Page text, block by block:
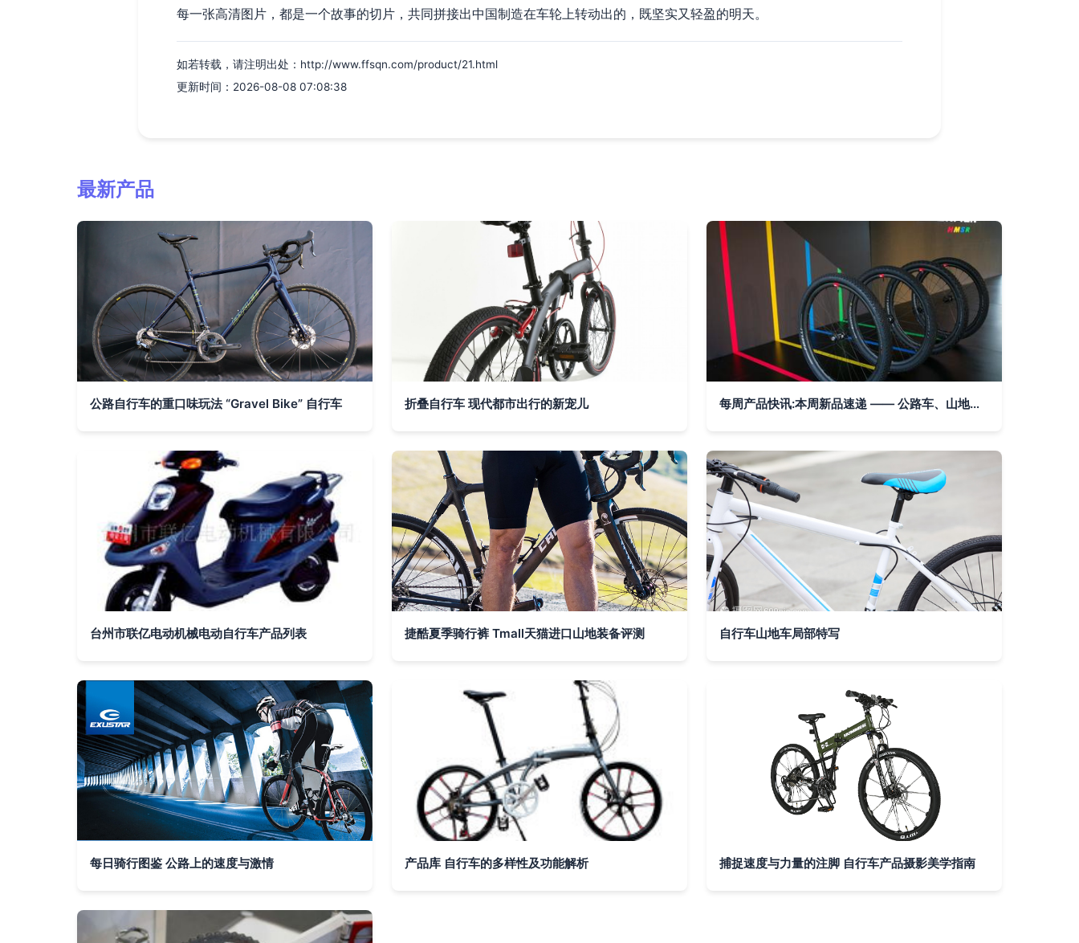
每一张高清图片，都是一个故事的切片，共同拼接出中国制造在车轮上转动出的，既坚实又轻盈的明天。
如若转载，请注明出处：http://www.ffsqn.com/product/21.html
更新时间：2026-08-08 07:08:38
最新产品
公路自行车的重口味玩法 “Gravel Bike” 自行车 折叠自行车 现代都市出行的新宠儿 每周产品快讯:本周新品速递 —— 公路车、山地车、变速系统适配骑行装备与器材 - 美骑网
台州市联亿电动机械电动自行车产品列表 捷酷夏季骑行裤 Tmall天猫进口山地装备评测 自行车山地车局部特写
每日骑行图鉴 公路上的速度与激情 产品库 自行车的多样性及功能解析 捕捉速度与力量的注脚 自行车产品摄影美学指南